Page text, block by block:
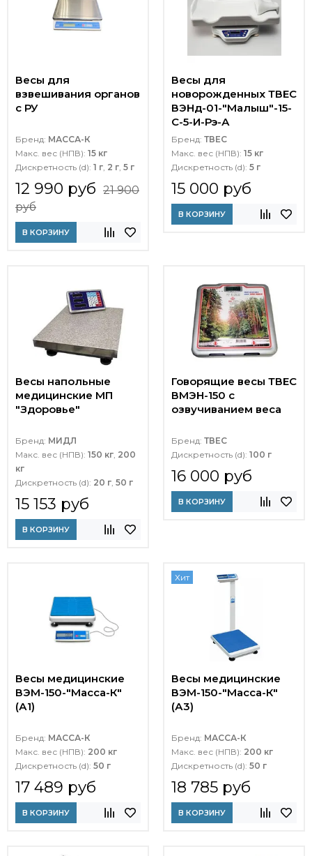
Весы для
взвешивания органов
с РУ
Бренд: МАССА-К
Макс. вес (НПВ): 15 кг
Дискретность (d): 1 г, 2 г, 5 г
12 990 руб 21 900
руб
В КОРЗИНУ
Весы для
новорожденных ТВЕС
ВЭНд-01-"Малыш"-15-
С-5-И-Рэ-А
Бренд: ТВЕС
Макс. вес (НПВ): 15 кг
Дискретность (d): 5 г
15 000 руб
В КОРЗИНУ
Весы напольные
медицинские МП
"Здоровье"
Бренд: МИДЛ
Макс. вес (НПВ): 150 кг, 200
кг
Дискретность (d): 20 г, 50 г
15 153 руб
В КОРЗИНУ
Говорящие весы ТВЕС
ВМЭН-150 с
озвучиванием веса
Бренд: ТВЕС
Дискретность (d): 100 г
16 000 руб
В КОРЗИНУ
Весы медицинские
ВЭМ-150-"Масса-К"
(А1)
Бренд: МАССА-К
Макс. вес (НПВ): 200 кг
Дискретность (d): 50 г
17 489 руб
В КОРЗИНУ
Хит
Весы медицинские
ВЭМ-150-"Масса-К"
(А3)
Бренд: МАССА-К
Макс. вес (НПВ): 200 кг
Дискретность (d): 50 г
18 785 руб
В КОРЗИНУ